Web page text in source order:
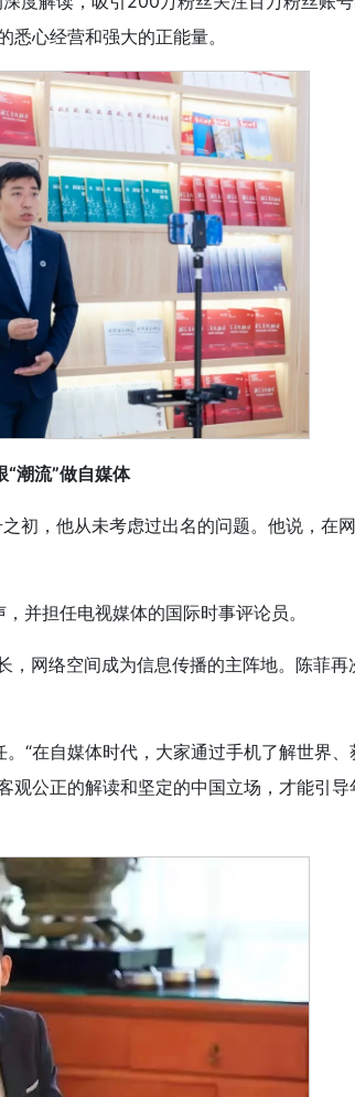
心经营和强大的正能量。
“潮流”做自媒体
初，他从未考虑过出名的问题。他说，在
并担任电视媒体的国际时事评论员。
网络空间成为信息传播的主阵地。陈菲
“在自媒体时代，大家通过手机了解世界
公正的解读和坚定的中国立场，才能引